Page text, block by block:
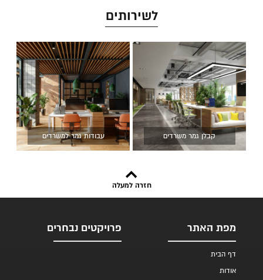
לשירותים
קבלן גמר משרדים עבודות גמר למשרדים
חזרה למעלה
מפת האתר
דף הבית
אודות
פרויקטים נבחרים